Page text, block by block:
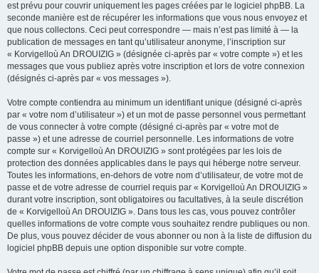
est prévu pour couvrir uniquement les pages créées par le logiciel phpBB. La
seconde manière est de récupérer les informations que vous nous envoyez et
que nous collectons. Ceci peut correspondre — mais n’est pas limité à — la
publication de messages en tant qu’utilisateur anonyme, l’inscription sur
« Korvigelloù An DROUIZIG » (désignée ci-après par « votre compte ») et les
messages que vous publiez après votre inscription et lors de votre connexion
(désignés ci-après par « vos messages »).
Votre compte contiendra au minimum un identifiant unique (désigné ci-après
par « votre nom d’utilisateur ») et un mot de passe personnel vous permettant
de vous connecter à votre compte (désigné ci-après par « votre mot de
passe ») et une adresse de courriel personnelle. Les informations de votre
compte sur « Korvigelloù An DROUIZIG » sont protégées par les lois de
protection des données applicables dans le pays qui héberge notre serveur.
Toutes les informations, en-dehors de votre nom d’utilisateur, de votre mot de
passe et de votre adresse de courriel requis par « Korvigelloù An DROUIZIG »
durant votre inscription, sont obligatoires ou facultatives, à la seule discrétion
de « Korvigelloù An DROUIZIG ». Dans tous les cas, vous pouvez contrôler
quelles informations de votre compte vous souhaitez rendre publiques ou non.
De plus, vous pouvez décider de vous abonner ou non à la liste de diffusion du
logiciel phpBB depuis une option disponible sur votre compte.